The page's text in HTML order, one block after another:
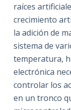
raíces
crecimiento
la adición de
sistema de
temperatura,
electrónica
controlar los
en un tronco